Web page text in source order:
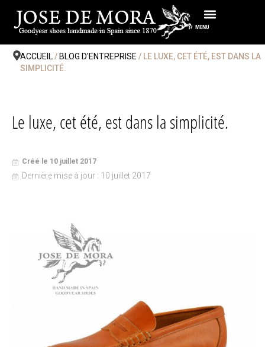
contenu
MENU
ACCUEIL / BLOG D'ENTREPRISE / LE LUXE, CET ÉTÉ, EST DANS LA
SIMPLICITÉ.
Le luxe, cet été, est dans la simplicité.
Créé le 10 juillet 2017
Dernière mise à jour : 10 juillet 2017